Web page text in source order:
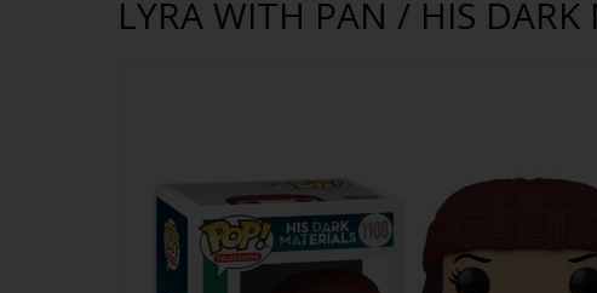
LYRA WITH PAN / HIS